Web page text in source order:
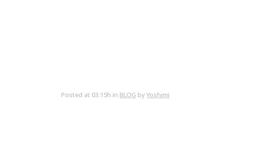
Posted at 03:15h in BLOG byYoshimi